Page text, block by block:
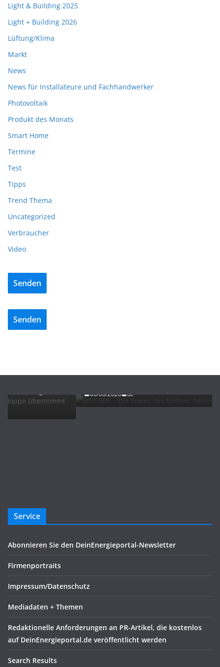
Light & Building 2025
Light + Building 2026
Lüftung/Klima
Markt
News
News für Installateure und Fachhandwerker
Photovoltaik
Produkt des Monats
Smart Home
Termine
Test
Tipps
Trend Thema
Uncategorized
Verbraucher
Video
Senden
Senden
REISSER – Die Power der fünften Generation
06/08/2026 dc
Service
Abonnieren Sie den DeinEnergieportal-Newsletter
Firmenportraits
Impressum/Datenschutz
Mediadaten + Themen
Redaktionelle Anforderungen an PR-Artikel, die kostenlos
auf DeinEnergieportal.de veröffentlicht werden
Search Results